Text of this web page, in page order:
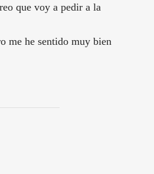
que voy a pedir a la
me he sentido muy bien